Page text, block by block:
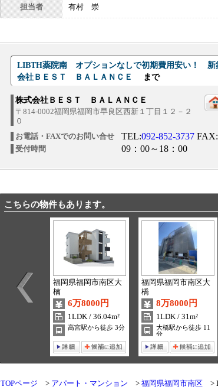
担当者 有村 崇
LIBTH薬院南 オプションなしで初期費用安い！ 新
会社ＢＥＳＴ ＢＡＬＡＮＣＥ
まで
株式会社ＢＥＳＴ ＢＡＬＡＮＣＥ
〒814-0002福岡県福岡市早良区西新１丁目１２－２
０
お電話・FAXでのお問い合せ
TEL:092-852-3737
受付時間 09：00～18：00
こちらの物件もあります。
福岡県福岡市南区大
楠
6万8000円
1LDK / 36.04m²
高宮駅から徒歩 3分
福岡県福岡市南区大
橋
8万8000円
1LDK / 31m²
大橋駅から徒歩 11
分
TOPページ アパート・マンション 福岡県福岡市南区